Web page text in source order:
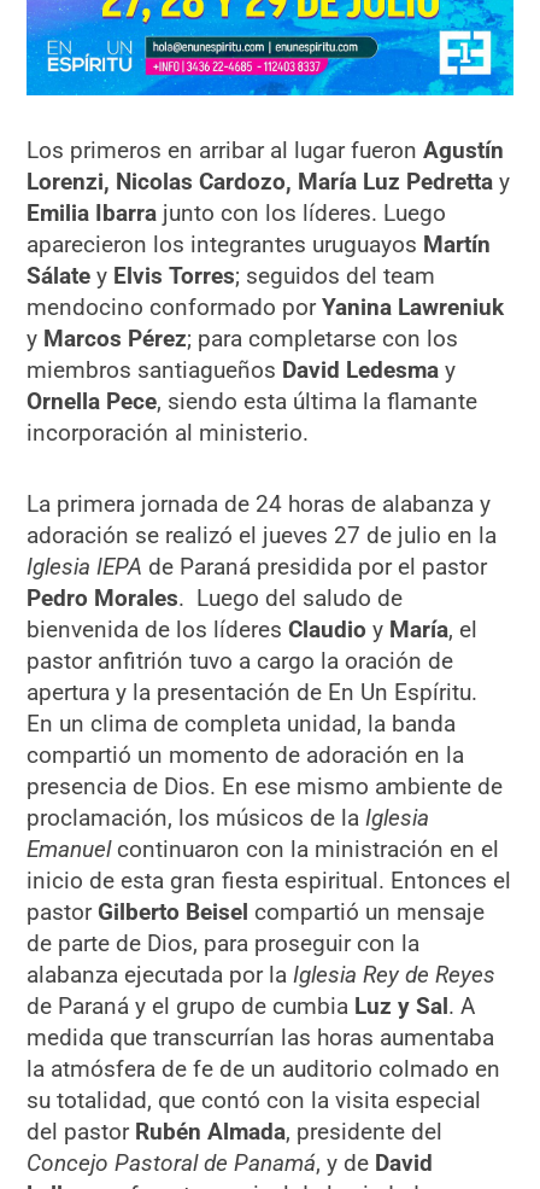
Los primeros en arribar al lugar fueronAgustín
Lorenzi, Nicolas Cardozo, María Luz Pedrettay
Emilia Ibarra junto con los líderes. Luego
aparecieron los integrantes uruguayos Martín
Sálate y Elvis Torres; seguidos del team
mendocino conformado porYanina Lawreniuk
y Marcos Pérez; para completarse con los
miembros santiagueños David Ledesma y
Ornella Pece, siendo esta última la flamante
incorporación al ministerio.
La primera jornada de 24 horas de alabanza y
adoración se realizó el jueves 27 de julio en la
Iglesia IEPA de Paraná presidida por el pastor
Pedro Morales. Luego del saludo de
bienvenida de los líderesClaudio y María, el
pastor anfitrión tuvo a cargo la oración de
apertura y la presentación de En Un Espíritu.
En un clima de completa unidad, la banda
compartió un momento de adoración en la
presencia de Dios. En ese mismo ambiente de
proclamación, los músicos de laIglesia
Emanuelcontinuaron con la ministración en el
inicio de esta gran fiesta espiritual. Entonces el
pastor Gilberto Beisel compartió un mensaje
de parte de Dios, para proseguir con la
alabanza ejecutada por laIglesia Rey de Reyes
de Paraná y el grupo de cumbia Luz y Sal. A
medida que transcurrían las horas aumentaba
la atmósfera de fe de un auditorio colmado en
su totalidad, que contó con la visita especial
del pastor Rubén Almada, presidente del
Concejo Pastoral de Panamá, y de David